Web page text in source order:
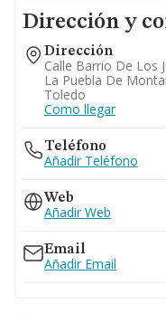
Dirección y
Dirección
Calle Barrio De Los
La Puebla De
Toledo
Como llegar
Teléfono
Añadir Teléfono
Web
Añadir Web
Email
Añadir Email